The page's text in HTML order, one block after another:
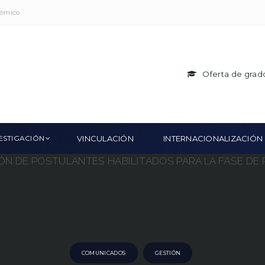
Oferta de
VINCULACIÓN INTERNACIONALIZACIÓN
COMUNICADOS GESTIÓN